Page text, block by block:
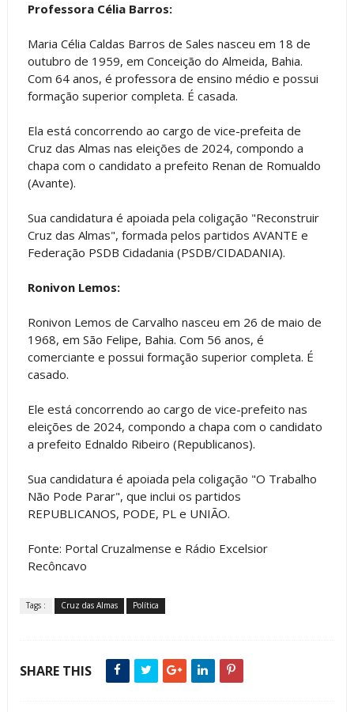
Professora Célia Barros:
Maria Célia Caldas Barros de Sales nasceu em 18 de
outubro de 1959, em Conceição do Almeida, Bahia.
Com 64 anos, é professora de ensino médio e possui
formação superior completa. É casada.
Ela está concorrendo ao cargo de vice-prefeita de
Cruz das Almas nas eleições de 2024, compondo a
chapa com o candidato a prefeito Renan de Romualdo
(Avante).
Sua candidatura é apoiada pela coligação "Reconstruir
Cruz das Almas", formada pelos partidos AVANTE e
Federação PSDB Cidadania (PSDB/CIDADANIA).
Ronivon Lemos:
Ronivon Lemos de Carvalho nasceu em 26 de maio de
1968, em São Felipe, Bahia. Com 56 anos, é
comerciante e possui formação superior completa. É
casado.
Ele está concorrendo ao cargo de vice-prefeito nas
eleições de 2024, compondo a chapa com o candidato
a prefeito Ednaldo Ribeiro (Republicanos).
Sua candidatura é apoiada pela coligação "O Trabalho
Não Pode Parar", que inclui os partidos
REPUBLICANOS, PODE, PL e UNIÃO.
Fonte: Portal Cruzalmense e Rádio Excelsior
Recôncavo
Tags : Cruz das Almas Política
SHARE THIS